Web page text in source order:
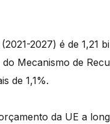
2027) é de 1,21
Mecanismo de
de 1,1%.
da UE a